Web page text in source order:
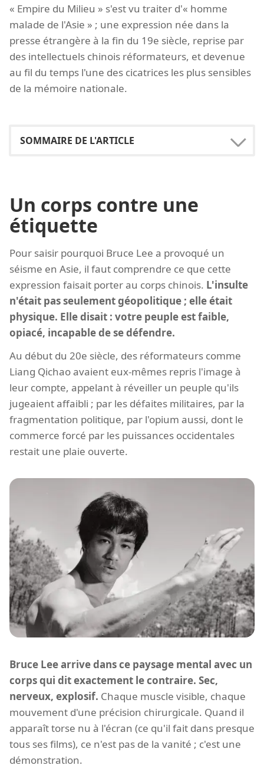
« Empire du Milieu » s'est vu traiter d'« homme
malade de l'Asie » ; une expression née dans la
presse étrangère à la fin du 19e siècle, reprise par
des intellectuels chinois réformateurs, et devenue
au fil du temps l'une des cicatrices les plus sensibles
de la mémoire nationale.
Un corps contre une
étiquette
Pour saisir pourquoi Bruce Lee a provoqué un
séisme en Asie, il faut comprendre ce que cette
expression faisait porter au corps chinois. L'insulte
n'était pas seulement géopolitique ; elle était
physique. Elle disait : votre peuple est faible,
opiacé, incapable de se défendre.
Au début du 20e siècle, des réformateurs comme
Liang Qichao avaient eux-mêmes repris l'image à
leur compte, appelant à réveiller un peuple qu'ils
jugeaient affaibli ; par les défaites militaires, par la
fragmentation politique, par l'opium aussi, dont le
commerce forcé par les puissances occidentales
restait une plaie ouverte.
Bruce Lee arrive dans ce paysage mental avec un
corps qui dit exactement le contraire. Sec,
nerveux, explosif. Chaque muscle visible, chaque
mouvement d'une précision chirurgicale. Quand il
apparaît torse nu à l'écran (ce qu'il fait dans presque
tous ses films), ce n'est pas de la vanité ; c'est une
démonstration.